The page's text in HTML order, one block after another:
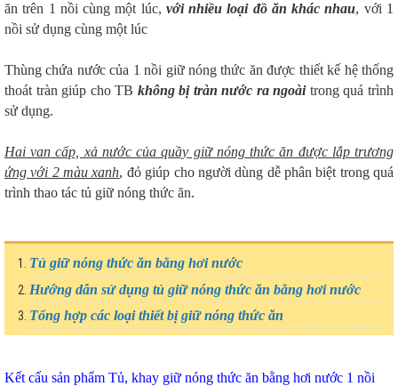
ăn trên 1 nồi cùng một lúc, với nhiều loại đồ ăn khác nhau, với 1
nồi sử dụng cùng một lúc
Thùng chứa nước của 1 nồi giữ nóng thức ăn được thiết kế hệ thống
thoát tràn giúp cho TB không bị tràn nước ra ngoàitrong quá trình
sử dụng.
Hai van cấp, xả nước của quầy giữ nóng thức ăn được lắp trương
ứng với 2 màu xanh, đỏ giúp cho người dùng dễ phân biệt trong quá
trình thao tác tủ giữ nóng thức ăn.
Tủ giữ nóng thức ăn bằng hơi nước
Hướng dẫn sử dụng tủ giữ nóng thức ăn bằng hơi nước
Tổng hợp các loại thiết bị giữ nóng thức ăn
Kết cấu sản phẩm Tủ, khay giữ nóng thức ăn bằng hơi nước 1 nồi